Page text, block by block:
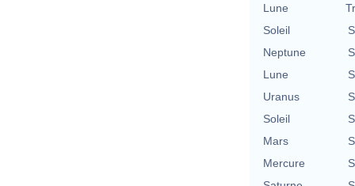
Lune
Soleil
Neptune
Lune
Uranus
Soleil
Mars
Mercure